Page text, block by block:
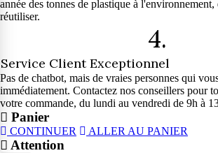
année des tonnes de plastique à
réutiliser.
4.
Service Client Exceptionnel
Pas de chatbot, mais de vraies personnes qui
immédiatement. Contactez nos conseillers pour
votre commande, du lundi au vendredi de 9h à
Panier
CONTINUER ALLER AU PANIER
Attention